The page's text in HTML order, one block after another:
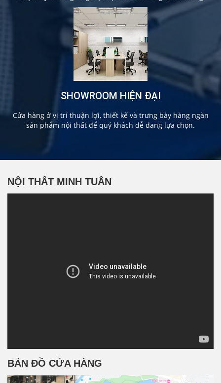
SHOWROOM HIỆN ĐẠI
Cửa hàng ở vị trí thuận lợi, thiết kế và trưng bày hàng ngàn
sản phẩm nội thất để quý khách dễ dang lựa chọn.
NỘI THẤT MINH TUÂN
BẢN ĐỒ CỬA HÀNG